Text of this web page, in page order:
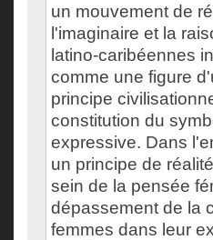
un mouvement de
l'imaginaire et la
latino-caribéennes
comme une figure
principe
constitution du
expressive. Dans
un principe de
sein de la pensée
dépassement de la
femmes dans leur